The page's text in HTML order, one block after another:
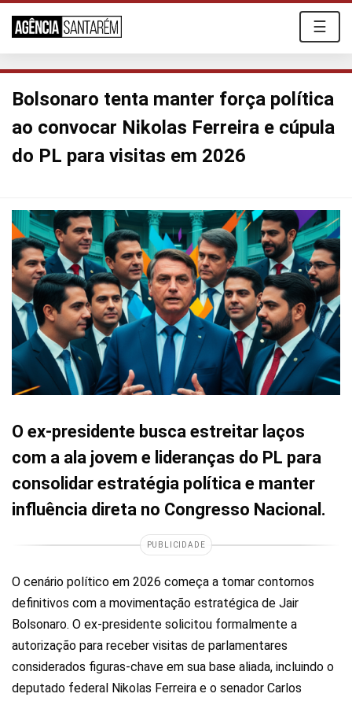
☰
Bolsonaro tenta manter força política
ao convocar Nikolas Ferreira e cúpula
do PL para visitas em 2026
O ex-presidente busca estreitar laços
com a ala jovem e lideranças do PL para
consolidar estratégia política e manter
influência direta no Congresso Nacional.
PUBLICIDADE
O cenário político em 2026 começa a tomar contornos
definitivos com a movimentação estratégica de Jair
Bolsonaro. O ex-presidente solicitou formalmente a
autorização para receber visitas de parlamentares
considerados figuras-chave em sua base aliada, incluindo o
deputado federal Nikolas Ferreira e o senador Carlos